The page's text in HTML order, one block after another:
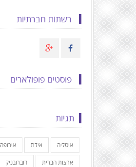
רשתות חברתיות
פוסטים פופולארים
תגיות
איטליה אילת אירופה
ארצות הברית דוברובניק